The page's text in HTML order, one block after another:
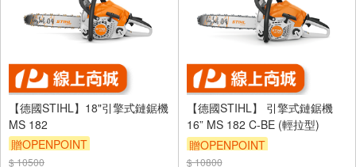
【德國STIHL】18"引擎式鏈鋸機
MS 182
贈OPENPOINT
$ 10500
【德國STIHL】 引擎式鏈鋸機
16” MS 182 C-BE (輕拉型)
贈OPENPOINT
$ 10800